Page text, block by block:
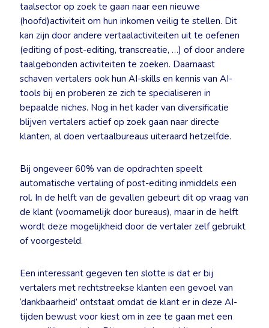
taalsector op zoek te gaan naar een nieuwe
(hoofd)activiteit om hun inkomen veilig te stellen. Dit
kan zijn door andere vertaalactiviteiten uit te oefenen
(editing of post-editing, transcreatie, …) of door andere
taalgebonden activiteiten te zoeken. Daarnaast
schaven vertalers ook hun AI-skills en kennis van AI-
tools bij en proberen ze zich te specialiseren in
bepaalde niches. Nog in het kader van diversificatie
blijven vertalers actief op zoek gaan naar directe
klanten, al doen vertaalbureaus uiteraard hetzelfde.
Bij ongeveer 60% van de opdrachten speelt
automatische vertaling of post-editing inmiddels een
rol. In de helft van de gevallen gebeurt dit op vraag van
de klant (voornamelijk door bureaus), maar in de helft
wordt deze mogelijkheid door de vertaler zelf gebruikt
of voorgesteld.
Een interessant gegeven ten slotte is dat er bij
vertalers met rechtstreekse klanten een gevoel van
‘dankbaarheid’ ontstaat omdat de klant er in deze AI-
tijden bewust voor kiest om in zee te gaan met een